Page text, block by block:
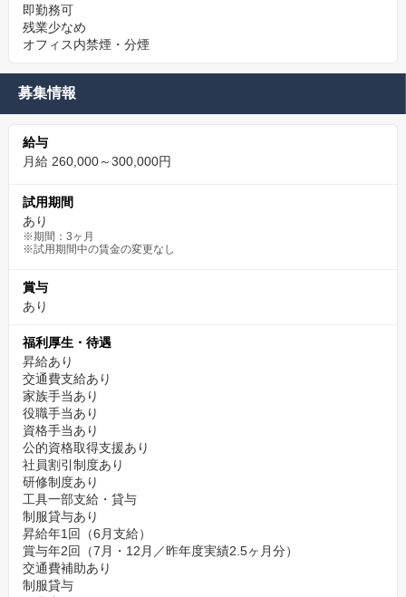
即勤務可
残業少なめ
オフィス内禁煙・分煙
募集情報
給与
月給 260,000～300,000円
試用期間
あり
※期間：3ヶ月
※試用期間中の賃金の変更なし
賞与
あり
福利厚生・待遇
昇給あり
交通費支給あり
家族手当あり
役職手当あり
資格手当あり
公的資格取得支援あり
社員割引制度あり
研修制度あり
工具一部支給・貸与
制服貸与あり
昇給年1回（6月支給）
賞与年2回（7月・12月／昨年度実績2.5ヶ月分）
交通費補助あり
制服貸与